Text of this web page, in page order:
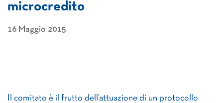
microcredito
16 Maggio 2015
Il comitato è il frutto dell’attuazione di un protocollo